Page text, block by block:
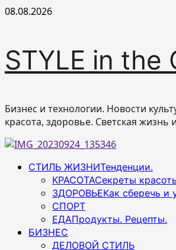
Перейти
08.08.2026
STYLE in the
Бизнес и технологии. Новости
красота, здоровье. Светская жизнь
Основное
СТИЛЬ ЖИЗНИТенденции.
КРАСОТАСекреты
ЗДОРОВЬЕКак сберечь и
СПОРТ
ЕДАПродукты. Рецепты.
БИЗНЕС
ДЕЛОВОЙ СТИЛЬ